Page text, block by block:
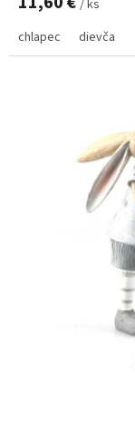
/ ks
chlapec dievča